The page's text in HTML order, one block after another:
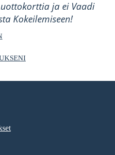
ja ei Vaadi
Kokeilemiseen!